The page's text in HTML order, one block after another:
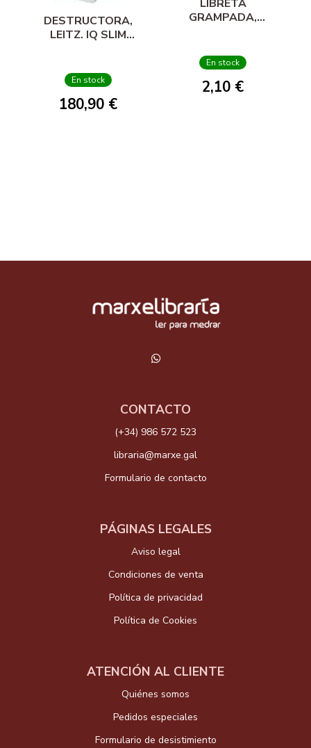
DESTRUCTORA,
LEITZ. IQ SLIM
En stock
180,90 €
LIBRETA
GRAMPADA,
FOLLAS, 90 GR.,
CADRICULADA 6
MM.
En stock
2,10 €
CONTACTO
(+34) 986 572 523
libraria@marxe.gal
Formulario de contacto
PÁGINAS LEGALES
Aviso legal
Condiciones de venta
Política de privacidad
Política de Cookies
ATENCIÓN AL CLIENTE
Quiénes somos
Pedidos especiales
Formulario de desistimiento